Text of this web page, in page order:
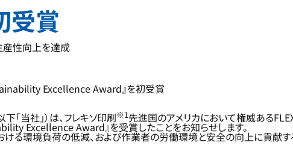
受賞
産性向上を達成
Excellence Award』を初受賞
「当社」）は、フレキソ印刷※1先進国のアメリカにおいて権威ある
Excellence Award』を受賞したことをお知らせします。
る環境負荷の低減、および作業者の労働環境と安全の向上に貢献す